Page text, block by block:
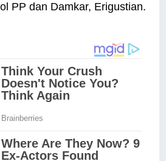
PP dan Damkar, Erigustian.